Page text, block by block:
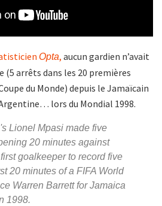
Opta, aucun gardien n’avait
(5 arrêts dans les 20 premières
du Monde) depuis le Jamaïcain
lors du Mondial 1998.
Lionel Mpasi made five
20 minutes against
goalkeeper to record five
20 minutes of a FIFA World
Warren Barrett for Jamaica
1998.